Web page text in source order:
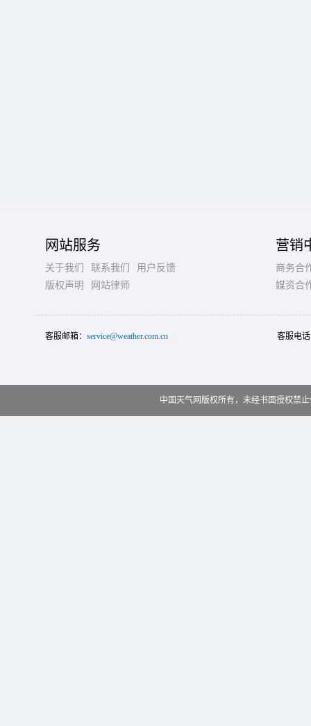
网站服务
关于我们 联系我们
用户反馈
版权声明
网站律师
营销
商务合
媒资合
客服邮箱： service@weather.com.cn 客服电
中国天气网版权所有，未经书面授权